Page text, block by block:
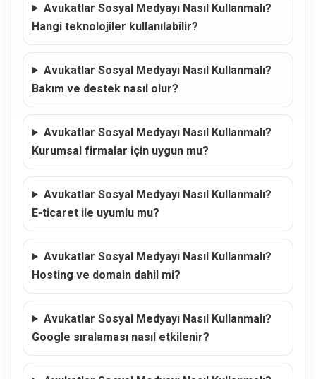
Avukatlar Sosyal Medyayı Nasıl Kullanmalı?
Hangi teknolojiler kullanılabilir?
Avukatlar Sosyal Medyayı Nasıl Kullanmalı?
Bakım ve destek nasıl olur?
Avukatlar Sosyal Medyayı Nasıl Kullanmalı?
Kurumsal firmalar için uygun mu?
Avukatlar Sosyal Medyayı Nasıl Kullanmalı?
E-ticaret ile uyumlu mu?
Avukatlar Sosyal Medyayı Nasıl Kullanmalı?
Hosting ve domain dahil mi?
Avukatlar Sosyal Medyayı Nasıl Kullanmalı?
Google sıralaması nasıl etkilenir?